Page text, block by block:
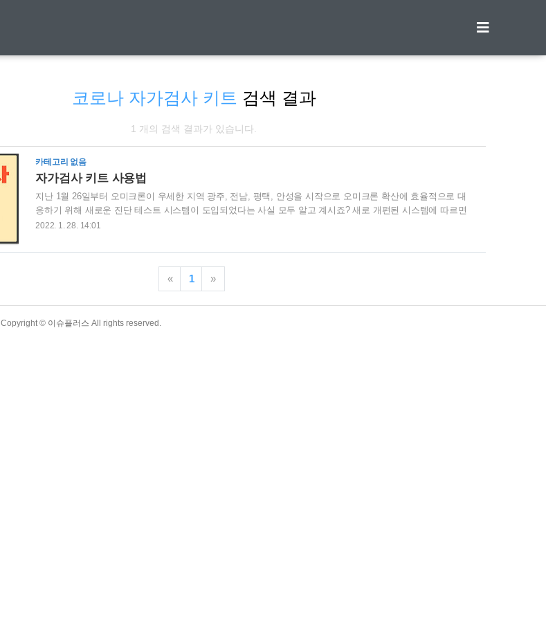
코로나 자가검사 키트 검색 결과
1 개의 검색 결과가 있습니다.
카테고리 없음
자가검사 키트 사용법
지난 1월 26일부터 오미크론이 우세한 지역 광주, 전남, 평택, 안성을 시작으로 오미크론 확산에 효율적으로 대
응하기 위해 새로운 진단 테스트 시스템이 도입되었다는 사실 모두 알고 계시죠? 새로 개편된 시스템에 따르면
'PCR 검사'는 고위험군(60세 이상 또는 역학 연관자 등)에게만 실시돼 고위험군이 아닌 사람은 선별진료소에서
가검사 키트 사용법을 숙지하지 못하면 새로운 키트로 다시 검사해야 하는 불상사가 생길 수 있으니 스크롤을
내려서 자가검사키트 사용법, 결과 판정 후 대처방법, 폐기처리 방법에 대해 알아보세요@.@ ■ 신속항원검사 자
가검사 키트 사용법 1. 자가 검사 키트를 사용하기 ..
2022. 1. 28. 14:01
« 1 »
Copyright © 이슈플러스 All rights reserved.